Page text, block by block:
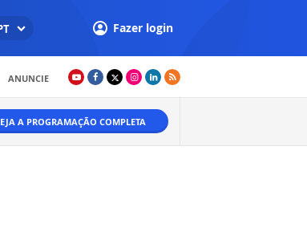
Fazer login
ANUNCIE
A PROGRAMAÇÃO COMPLETA